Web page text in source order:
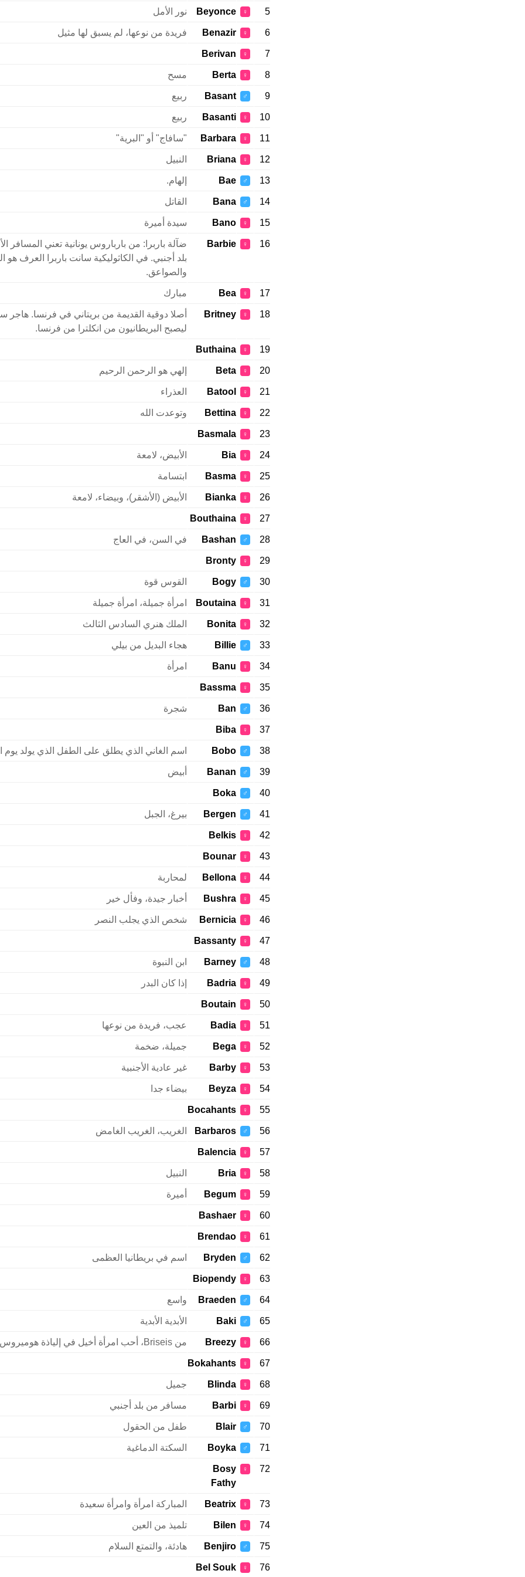
5
♀
Beyonce نور الأمل
6
♀
Benazir فريدة من نوعها، لم يسبق لها مثيل
7
♀
Berivan
8
♀
Berta مسح
9
♂
Basant ربيع
10
♀
Basanti ربيع
11
♀
Barbara "سافاج" أو "البرية"
12
♀
Briana النبيل
13
♂
Bae إلهام.
14
♂
Bana القاتل
15
♀
Bano سيدة أميرة
16
♀
Barbie
ضآلة باربرا: من بارباروس يونانية تعني المسافر
بلد أجنبي. في الكاثوليكية سانت باربرا العرف هو
والصواعق.
17
♀
Bea مبارك
18
♀
Britney
أصلا دوقية القديمة من بريتاني في فرنسا. هاجر
ليصبح البريطانيون من انكلترا من فرنسا.
19
♀
Buthaina
20
♀
Beta إلهي هو الرحمن الرحيم
21
♀
Batool العذراء
22
♀
Bettina وتوعدت الله
23
♀
Basmala
24
♀
Bia الأبيض، لامعة
25
♀
Basma ابتسامة
26
♀
Bianka الأبيض (الأشقر)، وبيضاء، لامعة
27
♀
Bouthaina
28
♂
Bashan في السن، في العاج
29
♀
Bronty
30
♂
Bogy القوس قوة
31
♀
Boutaina امرأة جميلة، امرأة جميلة
32
♀
Bonita الملك هنري السادس الثالث
33
♂
Billie هجاء البديل من بيلي
34
♀
Banu امرأة
35
♀
Bassma
36
♂
Ban شجرة
37
♀
Biba
38
♂
Bobo اسم الغاني الذي يطلق على الطفل الذي يولد يوم
39
♂
Banan أبيض
40
♂
Boka
41
♂
Bergen بيرغ، الجبل
42
♀
Belkis
43
♀
Bounar
44
♀
Bellona لمحاربة
45
♀
Bushra أخبار جيدة، وفأل خير
46
♀
Bernicia شخص الذي يجلب النصر
47
♀
Bassanty
48
♂
Barney ابن النبوة
49
♀
Badria إذا كان البدر
50
♀
Boutain
51
♀
Badia عجب، فريدة من نوعها
52
♀
Bega جميلة، ضخمة
53
♀
Barby غير عادية الأجنبية
54
♀
Beyza بيضاء جدا
55
♀
Bocahants
56
♂
Barbaros الغريب، الغريب الغامض
57
♀
Balencia
58
♀
Bria النبيل
59
♀
Begum أميرة
60
♀
Bashaer
61
♀
Brendao
62
♂
Bryden اسم في بريطانيا العظمى
63
♀
Biopendy
64
♂
Braeden واسع
65
♂
Baki الأبدية الأبدية
66
♀
Breezy من Briseis، أحب امرأة أخيل في إلياذة هوميروس.
67
♀
Bokahants
68
♀
Blinda جميل
69
♀
Barbi مسافر من بلد أجنبي
70
♂
Blair طفل من الحقول
71
♂
Boyka السكتة الدماغية
72
♀
Bosy
Fathy
73
♀
Beatrix المباركة امرأة وامرأة سعيدة
74
♀
Bilen تلميذ من العين
75
♂
Benjiro هادئة، والتمتع السلام
76
♀
Bel Souk